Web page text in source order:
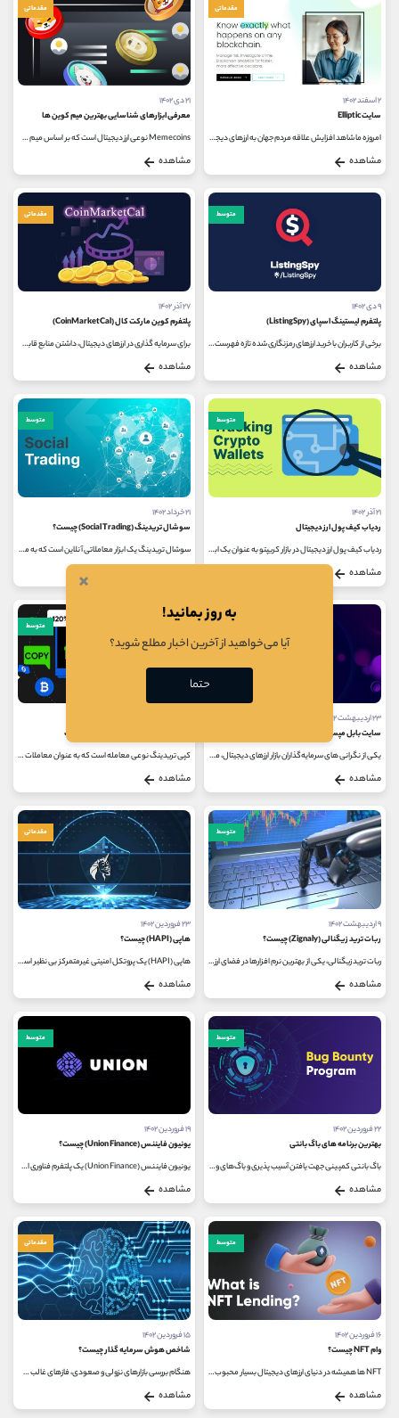
مقدماتی
۲ اسفند ۱۴۰۲
سایت Elliptic
امروزه ما شاهد افزایش علاقه مردم جهان به ارزهای دیجیتال هستیم؛ همزمان با افزایش تمایل به فعالیت در این بازار، مبحث مهم دیگری...
مشاهده
مقدماتی
۲۱ دی ۱۴۰۲
معرفی ابزارهای شناسایی بهترین میم کوین ها
Memecoins نوعی ارز دیجیتال است که بر اساس میم های اینترنتی ایجاد شده است. قیمت آنها اغلب بسیار بی ثبات است اما از پتانسیل رشد قابل...
مشاهده
متوسط
۹ دی ۱۴۰۲
پلتفرم لیستینگ اسپای (ListingSpy)
برخی از کاربران با خرید ارزهای رمزنگاری شده تازه فهرست شده در صرافی های محبوب پول خوبی به دست می آورند زیرا این توکن ها معمولا...
مشاهده
مقدماتی
۲۷ آذر ۱۴۰۲
پلتفرم کوین مارکت کال (CoinMarketCal)
برای سرمایه گذاری در ارزهای دیجیتال، داشتن منابع قابل اعتماد بسیار مهم است. یافتن پروژه های امیدوارکننده و مناسب برای سرمایه...
مشاهده
متوسط
۲۱ آذر ۱۴۰۲
ردیاب کیف پول ارز دیجیتال
ردیاب کیف پول ارز دیجیتال در بازار کریپتو به عنوان یک ابزار مفید و کاربردی شناخته می شود که در عین حال طرفداران بسیار زیادی...
مشاهده
متوسط
۲۱ خرداد ۱۴۰۲
سوشال تریدینگ (Social Trading) چیست؟
سوشال تریدینگ یک ابزار معاملاتی آنلاین است که به معامله گران اجازه می دهد تا اطلاعات، استراتژی ها و دانش لازم در مورد تصمیمات...
۲۳ اردیبهشت ۱۴۰۲
سایت بابل مپس چیست؟
یکی از نگرانی‌ های سرمایه‌گذاران بازار ارزهای دیجیتال، مواجهه با پروژه‌های کلاهبرداری است. در کلاهبرداری های راگ پول،...
مشاهده
متوسط
معرفی بهترین سایت های کپی تریدینگ
کپی تریدینگ نوعی معامله است که به عنوان معاملات اجتماعی، معاملات آینه ای و غیره شناخته می شود. کپی تریدینگ به این معنی است...
مشاهده
متوسط
۹ اردیبهشت ۱۴۰۲
ربات ترید زیگنالی (Zignaly) چیست؟
ربات ترید زیگنالی، یکی از بهترین نرم افزارها در فضای ارزهای دیجیتال است. این ربات خرید و فروش ارز دیجیتال به معامله گران اجازه...
مشاهده
مقدماتی
۲۳ فروردین ۱۴۰۲
هاپی (HAPI) چیست؟
هاپی (HAPI) یک پروتکل امنیتی غیرمتمرکز بی نظیر است که از هرگونه فعالیت مخرب احتمالی در فضای بلاک چین جلوگیری کرده و آن را قطع...
مشاهده
متوسط
۲۲ فروردین ۱۴۰۲
بهترین برنامه های باگ بانتی
باگ بانتی کمپینی جهت یافتن آسیب‌ پذیری‌ و باگ‌های وب‌ سایت‌ها و اپلیکیشن‌های مختلف است. هکرهای کلاه سفید، متخصصان...
مشاهده
متوسط
۱۹ فروردین ۱۴۰۲
یونیون فایننس (Union Finance) چیست؟
یونیون فایننس (Union Finance) یک پلتفرم فناوری است که حفاظت همراه و بازار ثانویه لیکویید را با یک مدل چند توکنی ترکیب می کند. پلتفرم...
مشاهده
متوسط
۱۶ فروردین ۱۴۰۲
وام NFT چیست؟
NFT ها همیشه در دنیای ارزهای دیجیتال بسیار محبوب بوده اند و ماهانه میلیاردها دلار تراکنش انجام می شود. امروزه، در مورد NFT ها...
مشاهده
مقدماتی
۱۵ فروردین ۱۴۰۲
شاخص هوش سرمایه‌ گذار چیست؟
هنگام بررسی بازارهای نزولی و صعودی، فازهای غالب هر کدام از چرخه‌های بازار بورس را باید مدنظر داشت. در بازارهای نزولی شاهد...
مشاهده
×
به روز بمانید!
آیا می‌خواهید از آخرین اخبار مطلع شوید؟
حتما